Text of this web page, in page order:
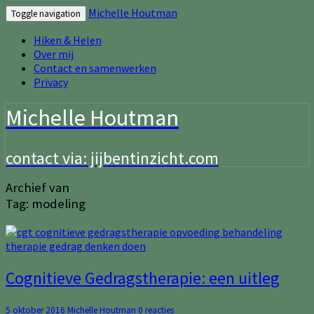
Toggle navigation
Michelle Houtman
Hiken & Helen
Over mij
Contact en samenwerken
Privacy
Michelle Houtman
contact via: jijbentinzicht.com
Archief van
Tag: modeling
Cognitieve
Gedragstherapie:
Cognitieve Gedragstherapie: een uitleg
5 oktober 2016 Michelle Houtman Reacties
0 reacties